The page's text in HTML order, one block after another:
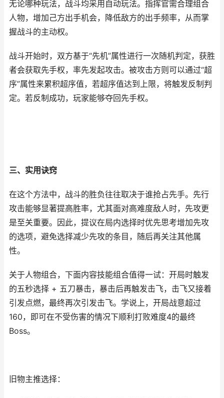
无论哪种玩法，战斗均采用自动玩法。指挥官需合理组合
人物，增加己方出手机会，降低敌方的出手频率，从而掌
握战斗的主动权。
战斗开始时，双方基于“先机”属性进行一次随机判定，获胜
者会获取先手权，率先发起攻击。被攻击方则可以通过“超
序”属性来累积超序值，若超序值达到上限，将触发反制判
定。若反制成功，玩家能够夺回先手权。
三、实用诀窍
在这个方法中，战斗的胜负往往取决于谁抢占先手。先行
攻击能够显著提高胜率，尤其面对高难度敌人时，先攻更
是至关重要。因此，提议在局内选择时优先思考增加先攻
的选项，避免选择减少先攻的条目，随后再关注其他属
性。
关于人物组合，下面内容技能组合值得一试：开局时触发
的五秒选择 + 五刀暴击，暴击后再触发击飞，击飞又接着
引发点燃，最终再次引发击飞。学说上，开局战意超过
160，即可在不受伤害的情况下顺利打败难度4的最终
Boss。
旧物主推选择：